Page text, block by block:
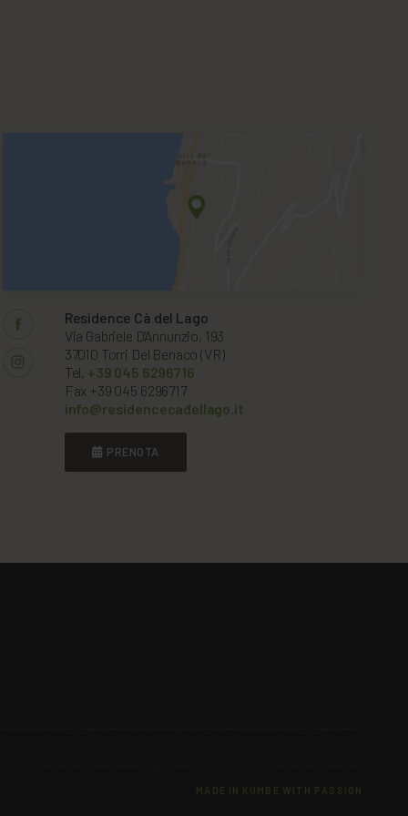
Residence Cà del Lago
Via Gabriele D'Annunzio, 193
37010 Torri Del Benaco (VR)
Tel. +39 045 6296716
Fax +39 045 6296717
info@residencecadellago.it
PRENOTA
MADE IN KUMBE WITH PASSION